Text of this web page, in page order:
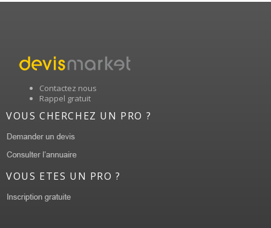
Contactez nous
Rappel gratuit
VOUS CHERCHEZ UN PRO ?
VOUS ETES UN PRO ?